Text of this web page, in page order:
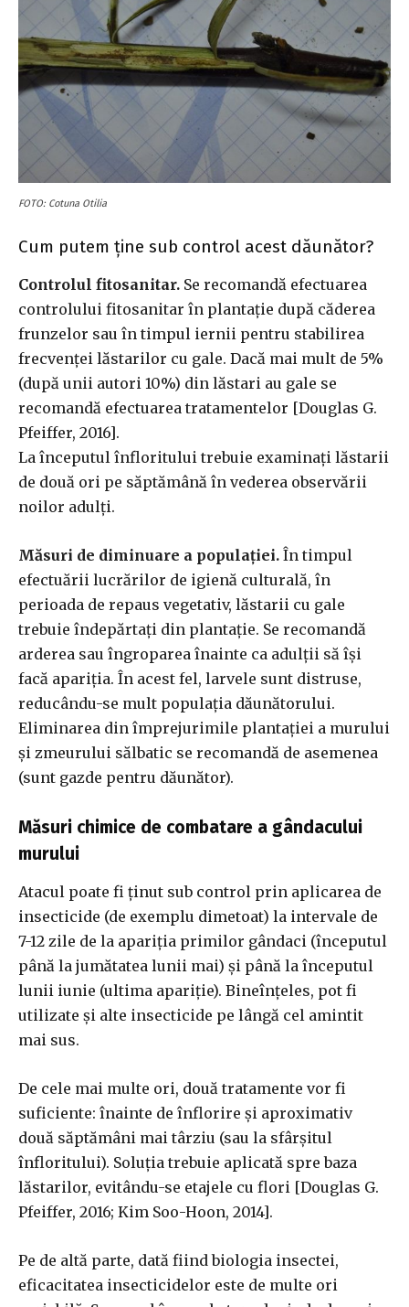
FOTO: Cotuna Otilia
Cum putem ține sub control acest dăunător?
Controlul fitosanitar. Se recomandă efectuarea
controlului fitosanitar în plantație după căderea
frunzelor sau în timpul iernii pentru stabilirea
frecvenței lăstarilor cu gale. Dacă mai mult de 5%
(după unii autori 10%) din lăstari au gale se
recomandă efectuarea tratamentelor [Douglas G.
Pfeiffer, 2016].
La începutul înfloritului trebuie examinați lăstarii
de două ori pe săptămână în vederea observării
noilor adulți.
Măsuri de diminuare a populației. În timpul
efectuării lucrărilor de igienă culturală, în
perioada de repaus vegetativ, lăstarii cu gale
trebuie îndepărtați din plantație. Se recomandă
arderea sau îngroparea înainte ca adulții să își
facă apariția. În acest fel, larvele sunt distruse,
reducându-se mult populația dăunătorului.
Eliminarea din împrejurimile plantației a murului
și zmeurului sălbatic se recomandă de asemenea
(sunt gazde pentru dăunător).
Măsuri chimice de combatare a gândacului
murului
Atacul poate fi ținut sub control prin aplicarea de
insecticide (de exemplu dimetoat) la intervale de
7-12 zile de la apariția primilor gândaci (începutul
până la jumătatea lunii mai) și până la începutul
lunii iunie (ultima apariție). Bineînțeles, pot fi
utilizate și alte insecticide pe lângă cel amintit
mai sus.
De cele mai multe ori, două tratamente vor fi
suficiente: înainte de înflorire și aproximativ
două săptămâni mai târziu (sau la sfârșitul
înfloritului). Soluția trebuie aplicată spre baza
lăstarilor, evitându-se etajele cu flori [Douglas G.
Pfeiffer, 2016; Kim Soo-Hoon, 2014].
Pe de altă parte, dată fiind biologia insectei,
eficacitatea insecticidelor este de multe ori